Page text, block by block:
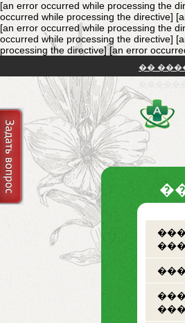
[an error occurred while processing the
occurred while processing the directive]
[an error occurred while processing the
occurred while processing the directive]
processing the directive][an error
��